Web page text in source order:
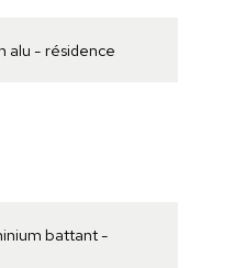
alu - résidence
battant -